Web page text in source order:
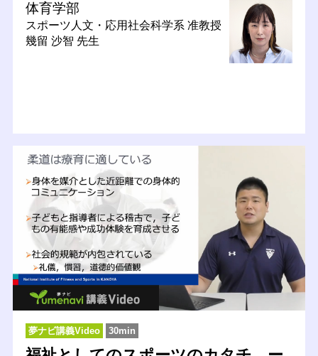
体育学部
スポーツ人文・応用社会科学系 准教授
幾留 沙智 先生
夢ナビ講義Video 30min